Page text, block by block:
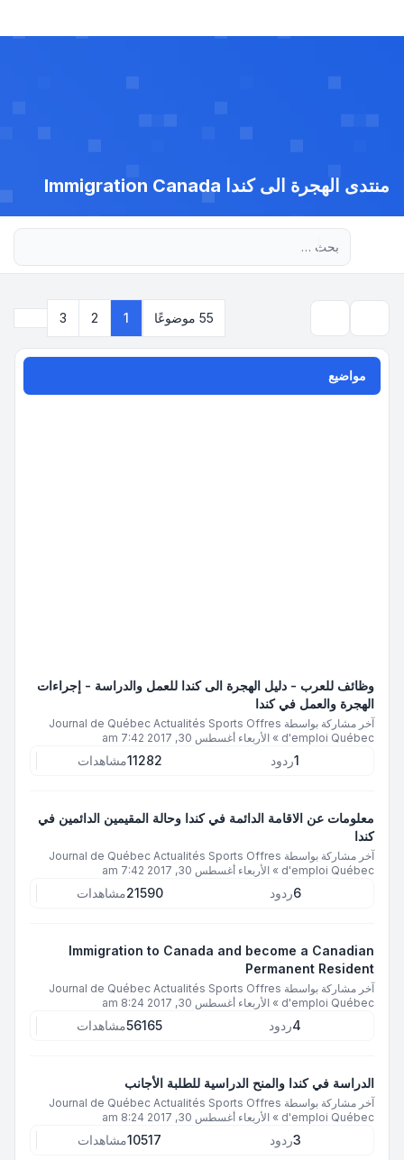
منتدى الهجرة الى كندا Immigration Canada
55 موضوعًا 1
2
3
مواضيع
وظائف للعرب - دليل الهجرة الى كندا للعمل والدراسة - إجراءات
الهجرة والعمل في كندا
آخر مشاركة بواسطة Journal de Québec Actualités Sports Offres
d'emploi Québec
» الأربعاء أغسطس 30, 2017 7:42 am
1ردود 11282مشاهدات
معلومات عن الاقامة الدائمة في كندا وحالة المقيمين الدائمين في
كندا
آخر مشاركة بواسطة Journal de Québec Actualités Sports Offres
d'emploi Québec
» الأربعاء أغسطس 30, 2017 7:42 am
6ردود 21590مشاهدات
Immigration to Canada and become a Canadian
Permanent Resident
آخر مشاركة بواسطة Journal de Québec Actualités Sports Offres
d'emploi Québec
» الأربعاء أغسطس 30, 2017 8:24 am
4ردود 56165مشاهدات
الدراسة في كندا والمنح الدراسية للطلبة الأجانب
آخر مشاركة بواسطة Journal de Québec Actualités Sports Offres
d'emploi Québec
» الأربعاء أغسطس 30, 2017 8:24 am
3ردود 10517مشاهدات